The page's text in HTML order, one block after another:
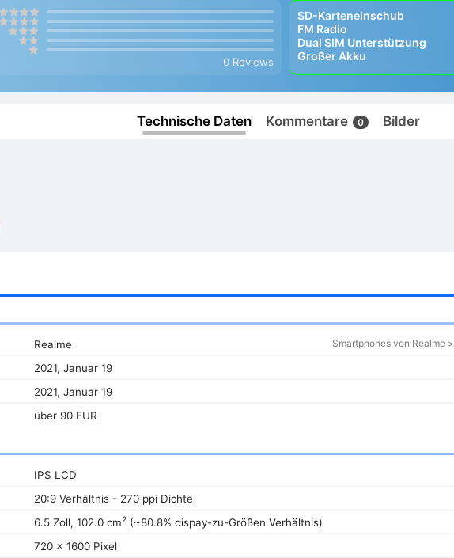
0 Reviews
SD-Karteneinschub
FM Radio
Dual SIM Unterstützung
Großer Akku
Technische Daten Kommentare 0 Bilder
Realme Smartphones von Realme >
2021, Januar 19
2021, Januar 19
über 90 EUR
IPS LCD
20:9 Verhältnis - 270 ppi Dichte
6.5 Zoll, 102.0 cm2(~80.8% dispay-zu-Größen Verhältnis)
720 x 1600 Pixel